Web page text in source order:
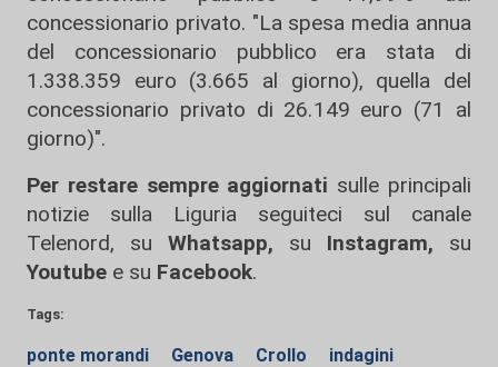
concessionario privato. "La spesa media annua
del concessionario pubblico era stata di
1.338.359 euro (3.665 al giorno), quella del
concessionario privato di 26.149 euro (71 al
giorno)".
Per restare sempre aggiornati sulle principali
notizie sulla Liguria seguiteci sul canale
Telenord, su
Whatsapp, su Instagram, su
Youtube e su Facebook.
Tags:
ponte morandi Genova Crollo
indagini